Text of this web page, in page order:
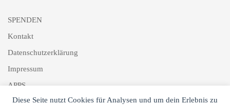
Diese Seite nutzt Cookies für Analysen und um dein Erlebnis zu
SPENDEN
Kontakt
Datenschutzerklärung
Impressum
APPS
Schlagworte